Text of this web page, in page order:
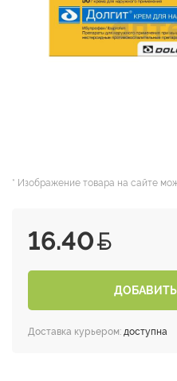
* Изображение товара на сайте
16.40
Доставка курьером: доступна